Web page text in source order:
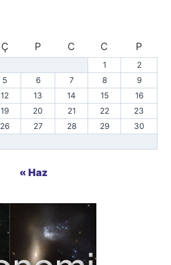
Ç P C C P
1
2
5 6 7 8
9
12 13 14 15
16
19 20 21 22
23
26 27 28 29
30
« Haz